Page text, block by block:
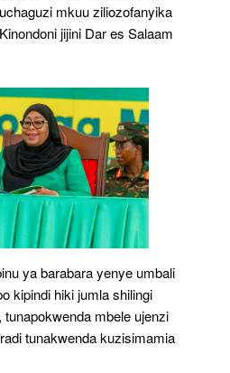
mkuu ziliozofanyika
jijini Dar es Salaam
ya barabara yenye umbali
kipindi hiki jumla shilingi
mbele ujenzi
tunakwenda kuzisimamia